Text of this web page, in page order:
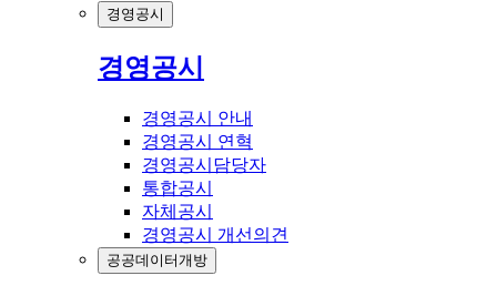
경영공시
경영공시
경영공시 안내
경영공시 연혁
경영공시담당자
통합공시
자체공시
경영공시 개선의견
공공데이터개방